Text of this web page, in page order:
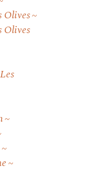
Olives
Olives